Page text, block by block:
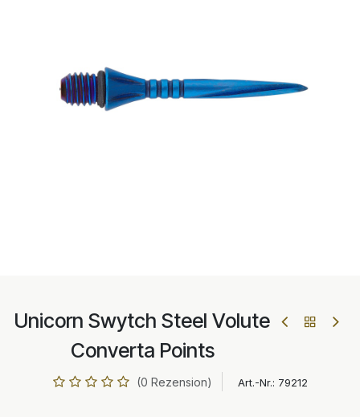
Unicorn Swytch Steel Volute
Converta Points
(0 Rezension) Art.-Nr.: 79212